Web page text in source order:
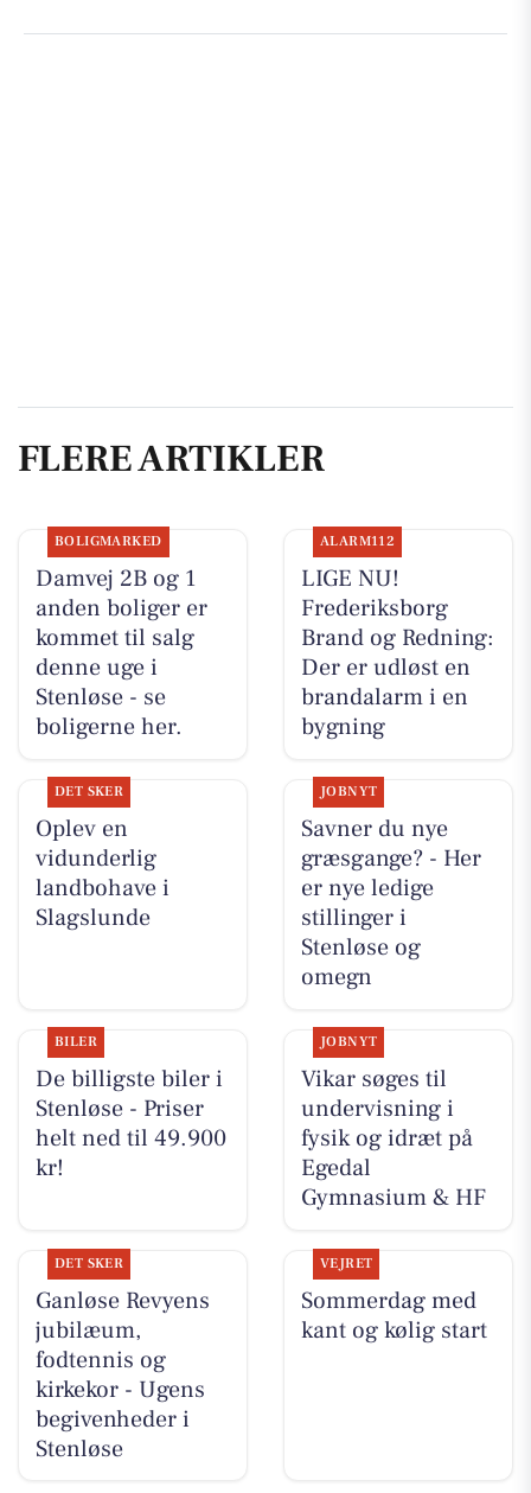
FLERE ARTIKLER
BOLIGMARKED
Damvej 2B og 1
anden boliger er
kommet til salg
denne uge i
Stenløse - se
boligerne her.
ALARM112
LIGE NU!
Frederiksborg
Brand og Redning:
Der er udløst en
brandalarm i en
bygning
DET SKER
Oplev en
vidunderlig
landbohave i
Slagslunde
JOBNYT
Savner du nye
græsgange? - Her
er nye ledige
stillinger i
Stenløse og
omegn
BILER
De billigste biler i
Stenløse - Priser
helt ned til 49.900
kr!
JOBNYT
Vikar søges til
undervisning i
fysik og idræt på
Egedal
Gymnasium & HF
DET SKER
Ganløse Revyens
jubilæum,
fodtennis og
kirkekor - Ugens
begivenheder i
Stenløse
VEJRET
Sommerdag med
kant og kølig start